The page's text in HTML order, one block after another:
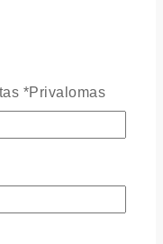
*Privalomas